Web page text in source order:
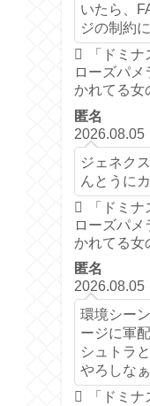
いたら、
ジの制約
「ドミ
ローズパ
かれてる女
匿名
2026.08.05
ジェネク
んとうに
「ドミ
ローズパ
かれてる女
匿名
2026.08.05
環境シー
ージに軍
シュトラ
やろしなぁ
「ドミ